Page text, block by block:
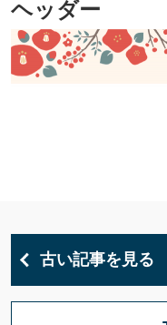
ヘッダー
古い記事を見る